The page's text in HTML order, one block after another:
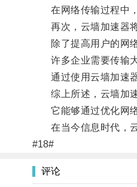
在网络传输过程中，
再次，云墙加速器将
除了提高用户的网络
许多企业需要传输大
通过使用云墙加速器
综上所述，云墙加速
它能够通过优化网络
在当今信息时代，云
#18#
评论